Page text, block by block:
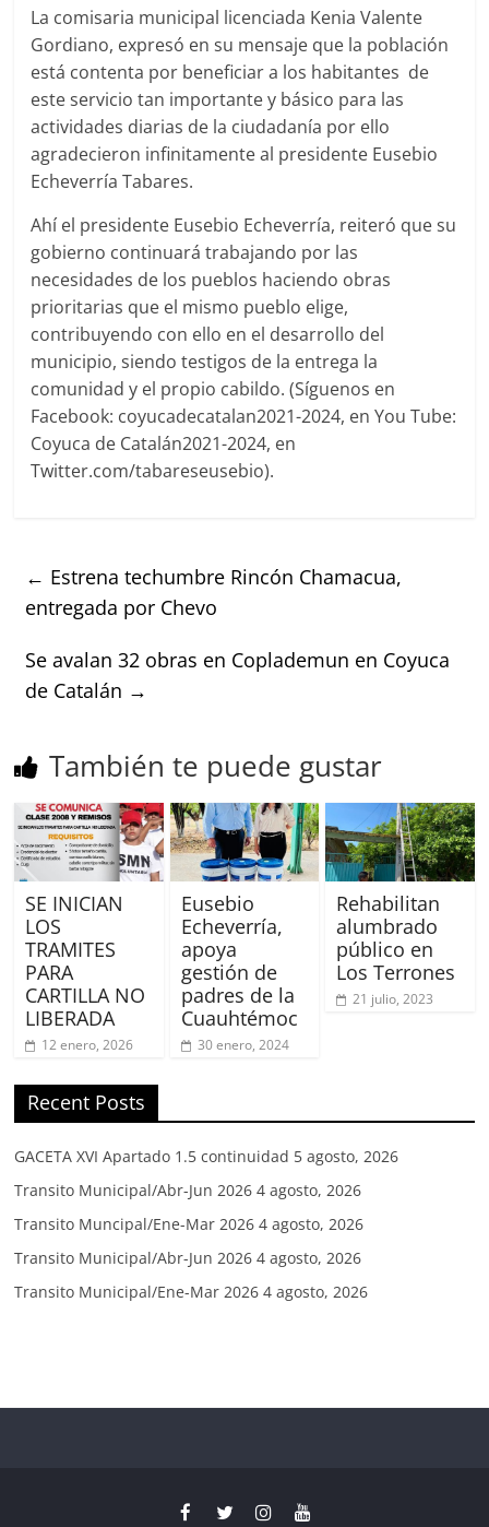
La comisaria municipal licenciada Kenia Valente
Gordiano, expresó en su mensaje que la población
está contenta por beneficiar a los habitantes de
este servicio tan importante y básico para las
actividades diarias de la ciudadanía por ello
agradecieron infinitamente al presidente Eusebio
Echeverría Tabares.
Ahí el presidente Eusebio Echeverría, reiteró que su
gobierno continuará trabajando por las
necesidades de los pueblos haciendo obras
prioritarias que el mismo pueblo elige,
contribuyendo con ello en el desarrollo del
municipio, siendo testigos de la entrega la
comunidad y el propio cabildo. (Síguenos en
Facebook: coyucadecatalan2021-2024, en You Tube:
Coyuca de Catalán2021-2024, en
Twitter.com/tabareseusebio).
← Estrena techumbre Rincón Chamacua,
entregada por Chevo
Se avalan 32 obras en Coplademun en Coyuca
de Catalán →
También te puede gustar
SE INICIAN
LOS
TRAMITES
PARA
CARTILLA NO
LIBERADA
12 enero, 2026
Eusebio
Echeverría,
apoya
gestión de
padres de la
Cuauhtémoc
30 enero, 2024
Rehabilitan
alumbrado
público en
Los Terrones
21 julio, 2023
Recent Posts
GACETA XVI Apartado 1.5 continuidad 5 agosto, 2026
Transito Municipal/Abr-Jun 2026 4 agosto, 2026
Transito Muncipal/Ene-Mar 2026 4 agosto, 2026
Transito Municipal/Abr-Jun 2026 4 agosto, 2026
Transito Municipal/Ene-Mar 2026 4 agosto, 2026